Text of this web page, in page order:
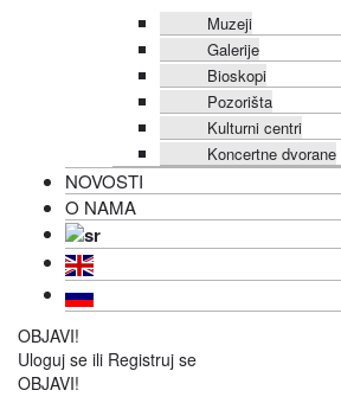
Muzeji
Galerije
Bioskopi
Pozorišta
Kulturni centri
Koncertne dvorane
NOVOSTI
O NAMA
OBJAVI!
Uloguj se ili Registruj se
OBJAVI!